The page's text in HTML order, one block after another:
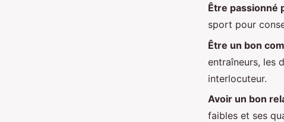
Être passionné
sport pour
Être un bon
entraîneurs, les
interlocuteur.
Avoir un bon
faibles et ses